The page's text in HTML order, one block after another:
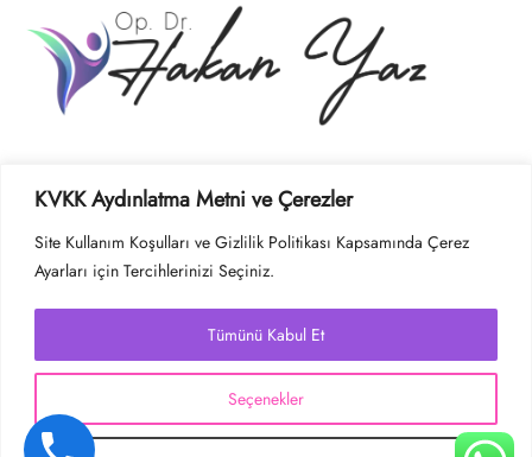
KVKK Aydınlatma Metni ve Çerezler
Site Kullanım Koşulları ve Gizlilik Politikası Kapsamında Çerez
Ayarları için Tercihlerinizi Seçiniz.
Seçenekler
Tümünü Kabul Et
KVKK- Aydınlatma Metni
Site Kullanım Koşulları